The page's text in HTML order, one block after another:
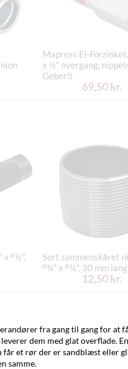
Mapress El-
x ½" overgang,
Geberit
69,50 kr.
x ᴿ½",
Sort sammenskåret
ᴿ¾" x ᴿ¾", 30 mm lang
12,50 kr.
fra gang til gang for
dem med glat
et rør der er sandblæst eller
samme.